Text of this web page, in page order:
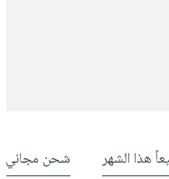
هذا الشهر شحن مجاني